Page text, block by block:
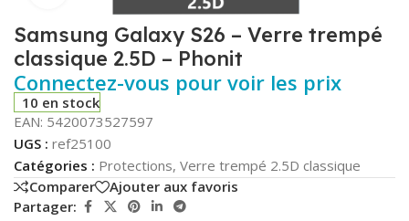
Samsung Galaxy S26 – Verre trempé
classique 2.5D – Phonit
Connectez-vous pour voir les prix
10 en stock
EAN: 5420073527597
UGS : ref25100
Catégories : Protections, Verre trempé 2.5D classique
Comparer
Ajouter aux favoris
Partager: